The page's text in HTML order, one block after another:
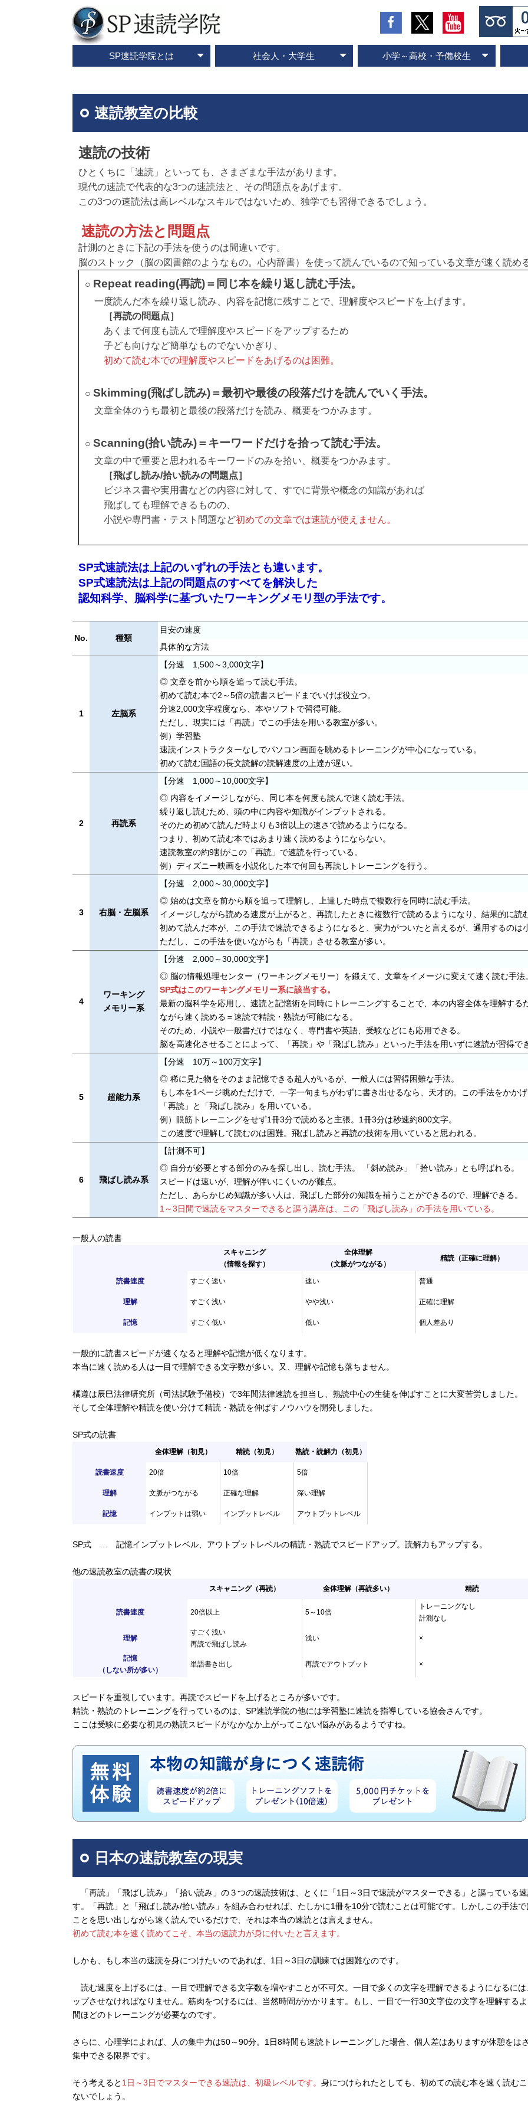
SP速読学院とは 社会人・大学生 小学～高校・予備校生
速読教室の比較
速読の技術
ひとくちに「速読」といっても、さまざまな手法があります。
現代の速読で代表的な3つの速読法と、その問題点をあげます。
この3つの速読法は高レベルなスキルではないため、独学でも習得できるでしょう。
速読の方法と問題点
計測のときに下記の手法を使うのは間違いです。
脳のストック（脳の図書館のようなもの。心内辞書）を使って読んでいるので知っている文章が速く読め
○ Repeat reading(再読)＝同じ本を繰り返し読む手法。
一度読んだ本を繰り返し読み、内容を記憶に残すことで、理解度やスピードを上げます。
［再読の問題点］
あくまで何度も読んで理解度やスピードをアップするため
子ども向けなど簡単なものでないかぎり、
初めて読む本での理解度やスピードをあげるのは困難。
○Skimming(飛ばし読み)＝最初や最後の段落だけを読んでいく手法。
文章全体のうち最初と最後の段落だけを読み、概要をつかみます。
○Scanning(拾い読み)＝キーワードだけを拾って読む手法。
文章の中で重要と思われるキーワードのみを拾い、概要をつかみます。
［飛ばし読み/拾い読みの問題点］
ビジネス書や実用書などの内容に対して、すでに背景や概念の知識があれば
飛ばしても理解できるものの、
小説や専門書・テスト問題など初めての文章では速読が使えません。
SP式速読法は上記のいずれの手法とも違います。
SP式速読法は上記の問題点のすべてを解決した
認知科学、脳科学に基づいたワーキングメモリ型の手法です。
No. 種類
目安の速度
具体的な方法
1 左脳系
【分速 1,500～3,000文字】
◎ 文章を前から順を追って読む手法。
初めて読む本で2～5倍の読書スピードまでいけば役立つ。
分速2,000文字程度なら、本やソフトで習得可能。
ただし、現実には「再読」でこの手法を用いる教室が多い。
例）学習塾
速読インストラクターなしでパソコン画面を眺めるトレーニングが中心になっている。
初めて読む国語の長文読解の読解速度の上達が遅い。
2 再読系
【分速 1,000～10,000文字】
◎ 内容をイメージしながら、同じ本を何度も読んで速く読む手法。
繰り返し読むため、頭の中に内容や知識がインプットされる。
そのため初めて読んだ時よりも3倍以上の速さで読めるようになる。
つまり、初めて読む本ではあまり速く読めるようにならない。
速読教室の約9割がこの「再読」で速読を行っている。
例）ディズニー映画を小説化した本で何回も再読しトレーニングを行う。
3 右脳・左脳系
【分速 2,000～30,000文字】
◎ 始めは文章を前から順を追って理解し、上達した時点で複数行を同時に読む手法。
イメージしながら読める速度が上がると、再読したときに複数行で読めるようになり、結果的に読
初めて読んだ本が、この手法で速読できるようになると、実力がついたと言えるが、通用するのは
ただし、この手法を使いながらも「再読」させる教室が多い。
4
ワーキング
メモリー系
【分速 2,000～30,000文字】
◎ 脳の情報処理センター（ワーキングメモリー）を鍛えて、文章をイメージに変えて速く読む手法
SP式はこのワーキングメモリー系に該当する。
最新の脳科学を応用し、速読と記憶術を同時にトレーニングすることで、本の内容全体を理解する
ながら速く読める＝速読で精読・熟読が可能になる。
そのため、小説や一般書だけではなく、専門書や英語、受験などにも応用できる。
脳を高速化させることによって、「再読」や「飛ばし読み」といった手法を用いずに速読が習得で
5 超能力系
【分速 10万～100万文字】
◎ 稀に見た物をそのまま記憶できる超人がいるが、一般人には習得困難な手法。
もし本を1ページ眺めただけで、一字一句まちがわずに書き出せるなら、天才的。この手法をかか
「再読」と「飛ばし読み」を用いている。
例）眼筋トレーニングをせず1冊3分で読めると主張。1冊3分は秒速約800文字。
この速度で理解して読むのは困難。飛ばし読みと再読の技術を用いていると思われる。
6 飛ばし読み系
【計測不可】
◎ 自分が必要とする部分のみを探し出し、読む手法。 「斜め読み」「拾い読み」とも呼ばれる。
スピードは速いが、理解が伴いにくいのが難点。
ただし、あらかじめ知識が多い人は、飛ばした部分の知識を補うことができるので、理解できる。
1～3日間で速読をマスターできると謳う講座は、この「飛ばし読み」の手法を用いている。
一般人の読書
スキャニング
（情報を探す）
全体理解
（文脈がつながる）
精読（正確に理解）
読書速度 すごく速い 速い 普通
理解 すごく浅い やや浅い 正確に理解
記憶 すごく低い 低い 個人差あり
一般的に読書スピードが速くなると理解や記憶が低くなります。
本当に速く読める人は一目で理解できる文字数が多い。又、理解や記憶も落ちません。
橘遵は辰巳法律研究所（司法試験予備校）で3年間法律速読を担当し、熟読中心の生徒を伸ばすことに大変苦労しました。
そして全体理解や精読を使い分けて精読・熟読を伸ばすノウハウを開発しました。
SP式の読書
全体理解（初見） 精読（初見） 熟読・読解力（初見）
読書速度 20倍 10倍 5倍
理解 文脈がつながる 正確な理解 深い理解
記憶 インプットは弱い インプットレベル アウトプットレベル
SP式 … 記憶インプットレベル、アウトプットレベルの精読・熟読でスピードアップ。読解力もアップする。
他の速読教室の読書の現状
スキャニング（再読） 全体理解（再読多い） 精読
読書速度 20倍以上 5～10倍
トレーニングなし
計測なし
理解
すごく浅い
再読で飛ばし読み
浅い ×
記憶
（しない所が多い）
単語書き出し 再読でアウトプット ×
スピードを重視しています。再読でスピードを上げるところが多いです。
精読・熟読のトレーニングを行っているのは、SP速読学院の他には学習塾に速読を指導している協会さんです。
ここは受験に必要な初見の熟読スピードがなかなか上がってこない悩みがあるようですね。
日本の速読教室の現実
「再読」「飛ばし読み」「拾い読み」の３つの速読技術は、とくに「1日～3日で速読がマスターできる」と謳っている
す。「再読」と「飛ばし読み/拾い読み」を組み合わせれば、たしかに1冊を10分で読むことは可能です。しかしこの手法
ことを思い出しながら速く読んでいるだけで、それは本当の速読とは言えません。
初めて読む本を速く読めてこそ、本当の速読力が身に付いたと言えます。
しかも、もし本当の速読を身につけたいのであれば、1日～3日の訓練では困難なのです。
読む速度を上げるには、一目で理解できる文字数を増やすことが不可欠。一目で多くの文字を理解できるようになるに
ップさせなければなりません。筋肉をつけるには、当然時間がかかります。もし、一目で一行30文字位の文字を理解する
間ほどのトレーニングが必要なのです。
さらに、心理学によれば、人の集中力は50～90分。1日8時間も速読トレーニングした場合、個人差はありますが休憩をは
集中できる限界です。
そう考えると 1日～3日でマスターできる速読は、初級レベルです。身につけられたとしても、初めての読む本を速く読む
ないでしょう。